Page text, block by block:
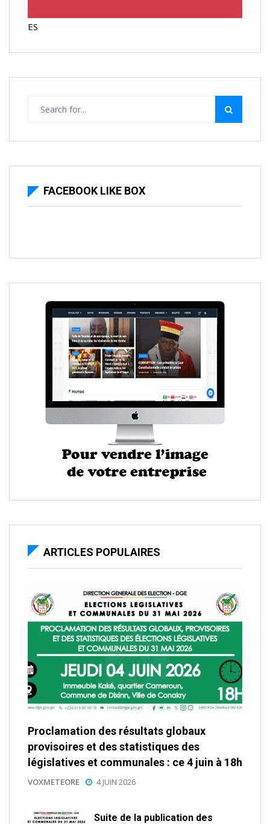
ES
FACEBOOK LIKE BOX
ARTICLES POPULAIRES
Proclamation des résultats globaux
provisoires et des statistiques des
législatives et communales : ce 4 juin à 18h
VOXMETEORE 4 JUIN 2026
Suite de la publication des